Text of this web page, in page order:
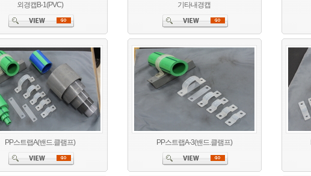
외경캡B-1(PVC) 기타내경캡
PP스트랩A(밴드.클램프) PP스트랩A-3(밴드.클램프)